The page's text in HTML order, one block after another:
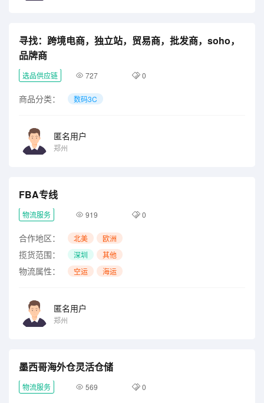
寻找：跨境电商，独立站，贸易商，批发商，soho，
品牌商
选品供应链 727 0
商品分类： 数码3C
匿名用户
郑州
FBA专线
物流服务 919 0
合作地区： 北美 欧洲
揽货范围： 深圳 其他
物流属性： 空运 海运
匿名用户
郑州
墨西哥海外仓灵活仓储
物流服务 569 0